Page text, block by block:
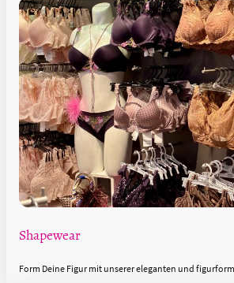
Shapewear
Form Deine Figur mit unserer eleganten und